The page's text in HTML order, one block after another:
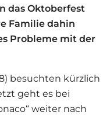
das Oktoberfest
Familie dahin
Probleme mit der
besuchten kürzlich
geht es bei
weiter nach